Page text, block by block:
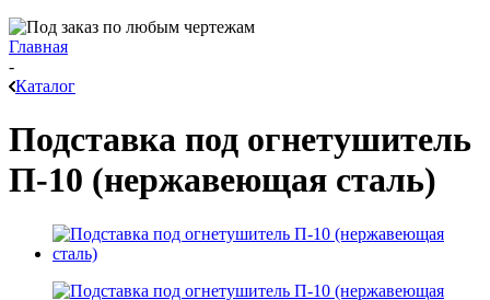
Главная
-
Каталог
Подставка под огнетушитель
П-10 (нержавеющая сталь)